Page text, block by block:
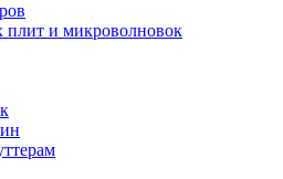
плит и микроволновок